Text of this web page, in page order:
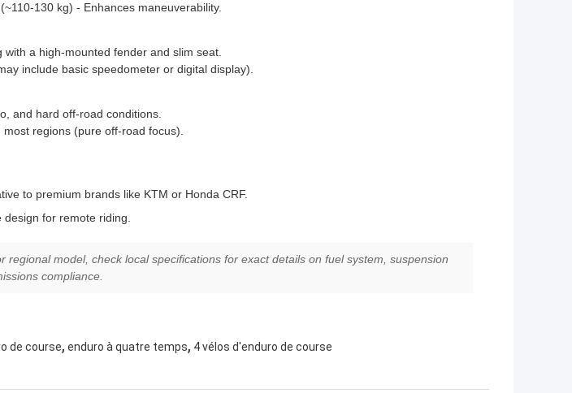
130 kg) - Enhances maneuverability.
with a high-mounted fender and slim seat.
include basic speedometer or digital display).
and hard off-road conditions.
most regions (pure off-road focus).
to premium brands like KTM or Honda CRF.
design for remote riding.
regional model, check local specifications for exact details on fuel system, suspension
compliance.
de course, enduro à quatre temps, 4 vélos d'enduro de course